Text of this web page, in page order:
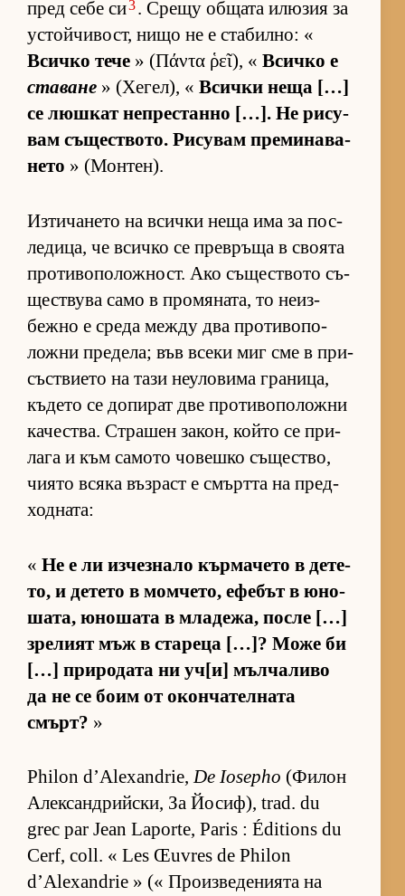
пред себе си3. Срещу об­щата илю­зия за
ус­той­чи­вост, нищо не е ста­бил­но: «
Всичко тече » (Πάντα ῥεῖ), « Всичко е
ставане » (Хе­гел), « Всички неща […]
се люш­кат неп­рес­танно […]. Не ри­су­
вам съ­щес­т­во­то. Ри­су­вам пре­ми­на­ва­
нето » (Мон­тен).
Из­ти­ча­нето на всички неща има за пос­
ле­ди­ца, че всичко се прев­ръща в сво­ята
про­ти­во­по­лож­ност. Ако съ­щес­т­вото съ­
щес­т­вува само в про­мя­на­та, то не­из­
бежно е среда между два про­ти­во­по­
ложни пре­де­ла; във всеки миг сме в при­
със­т­ви­ето на тази не­у­ло­вима гра­ни­ца,
къ­дето се до­пи­рат две про­ти­во­по­ложни
ка­чес­т­ва. Стра­шен за­кон, който се при­
лага и към са­мото чо­вешко съ­щес­т­во,
чи­ято всяка въз­раст е смъртта на пред­
ход­на­та:
« Не е ли из­чез­нало кър­ма­чето в де­те­
то, и де­тето в мом­че­то, ефе­бът в юно­
ша­та, юно­шата в мла­де­жа, после […]
зре­лият мъж в ста­реца […]? Може би
[…] при­ро­дата ни уч­[и] мъл­ча­ливо
да не се боим от окон­ча­тел­ната
смърт? »
Philon d’Alexandrie,De Iosepho (Фи­лон
Алек­сан­д­рийс­ки, За Йо­сиф), trad. du
grec par Jean Laporte, Paris : Éditions du
Cerf, coll. « Les Œuvres de Philon
d’Alexandrie » (« Про­из­ве­де­ни­ята на